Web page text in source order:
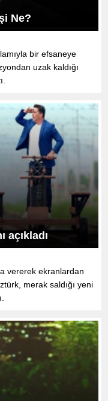
Ne?
bir efsaneye
uzak kaldığı
açıkladı
vererek ekranlardan
merak saldığı yeni